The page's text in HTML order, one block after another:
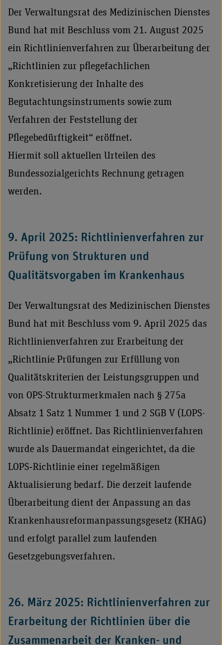
Der Verwaltungsrat des Medizinischen Dienstes
Bund hat mit Beschluss vom 21. August 2025
ein Richtlinienverfahren zur Überarbeitung der
„Richtlinien zur pflegefachlichen
Konkretisierung der Inhalte des
Begutachtungsinstruments sowie zum
Verfahren der Feststellung der
Pflegebedürftigkeit“ eröffnet.
Hiermit soll aktuellen Urteilen des
Bundessozialgerichts Rechnung getragen
werden.
9. April 2025: Richtlinienverfahren zur
Prüfung von Strukturen und
Qualitätsvorgaben im Krankenhaus
Der Verwaltungsrat des Medizinischen Dienstes
Bund hat mit Beschluss vom 9. April 2025 das
Richtlinienverfahren zur Erarbeitung der
„Richtlinie Prüfungen zur Erfüllung von
Qualitätskriterien der Leistungsgruppen und
von OPS-Strukturmerkmalen nach § 275a
Absatz 1 Satz 1 Nummer 1 und 2 SGB V (LOPS-
Richtlinie) eröffnet. Das Richtlinienverfahren
wurde als Dauermandat eingerichtet, da die
LOPS‑Richtlinie einer regelmäßigen
Aktualisierung bedarf. Die derzeit laufende
Überarbeitung dient der Anpassung an das
Krankenhausreformanpassungsgesetz (KHAG)
und erfolgt parallel zum laufenden
Gesetzgebungsverfahren.
26. März 2025: Richtlinienverfahren zur
Erarbeitung der Richtlinien über die
Zusammenarbeit der Kranken- und